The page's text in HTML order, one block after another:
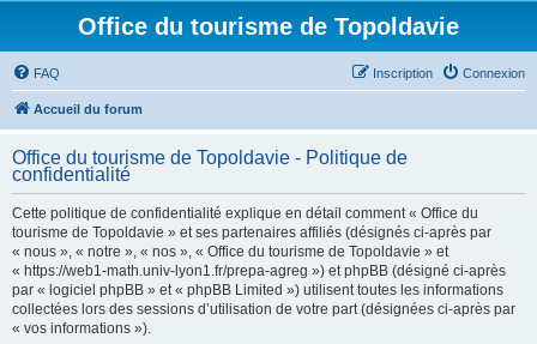
Office du tourisme de Topoldavie
FAQ Connexion
Inscription
Accueil du forum
Office du tourisme de Topoldavie - Politique de
confidentialité
Cette politique de confidentialité explique en détail comment « Office du
tourisme de Topoldavie » et ses partenaires affiliés (désignés ci-après par
« nous », « notre », « nos », « Office du tourisme de Topoldavie » et
« https://web1-math.univ-lyon1.fr/prepa-agreg ») et phpBB (désigné ci-après
par « logiciel phpBB » et « phpBB Limited ») utilisent toutes les informations
collectées lors des sessions d’utilisation de votre part (désignées ci-après par
« vos informations »).